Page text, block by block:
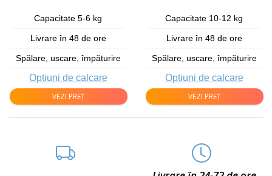
Capacitate 5-6 kg
Livrare în 48 de ore
Spălare, uscare, împăturire
Optiuni de calcare
VEZI PREȚ
Capacitate 10-12 kg
Livrare în 48 de ore
Spălare, uscare, împăturire
Optiuni de calcare
VEZI PREȚ